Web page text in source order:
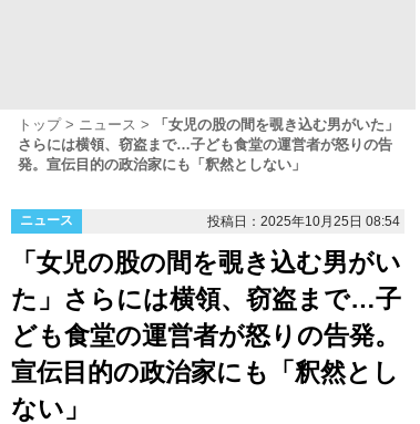
トップ ニュース
「女児の股の間を覗き込む男がいた」
さらには横領、窃盗まで…子ども食堂の運営者が怒りの告
発。宣伝目的の政治家にも「釈然としない」
ニュース 投稿日：2025年10月25日 08:54
「女児の股の間を覗き込む男がい
た」さらには横領、窃盗まで…子
ども食堂の運営者が怒りの告発。
宣伝目的の政治家にも「釈然とし
ない」